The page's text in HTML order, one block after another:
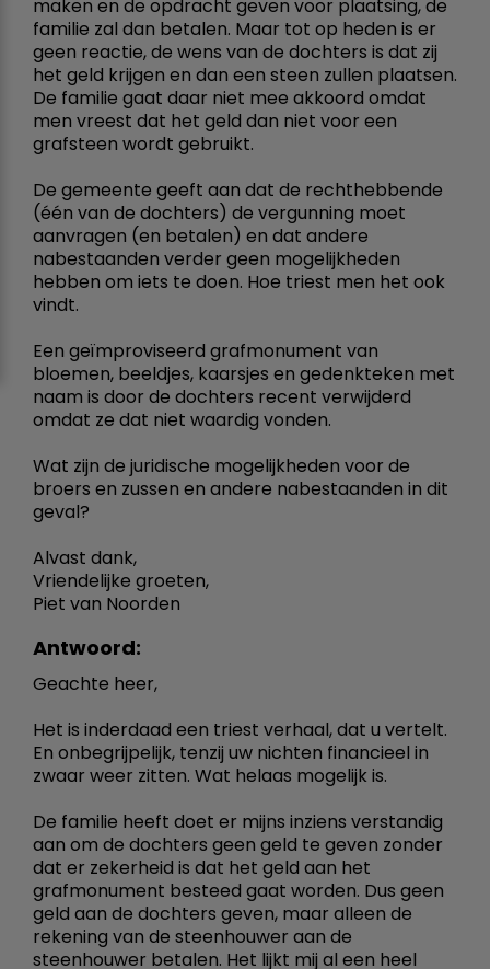
maken en de opdracht geven voor plaatsing, de
familie zal dan betalen. Maar tot op heden is er
geen reactie, de wens van de dochters is dat zij
het geld krijgen en dan een steen zullen plaatsen.
De familie gaat daar niet mee akkoord omdat
men vreest dat het geld dan niet voor een
grafsteen wordt gebruikt.
De gemeente geeft aan dat de rechthebbende
(één van de dochters) de vergunning moet
aanvragen (en betalen) en dat andere
nabestaanden verder geen mogelijkheden
hebben om iets te doen. Hoe triest men het ook
vindt.
Een geïmproviseerd grafmonument van
bloemen, beeldjes, kaarsjes en gedenkteken met
naam is door de dochters recent verwijderd
omdat ze dat niet waardig vonden.
Wat zijn de juridische mogelijkheden voor de
broers en zussen en andere nabestaanden in dit
geval?
Alvast dank,
Vriendelijke groeten,
Piet van Noorden
Antwoord:
Geachte heer,
Het is inderdaad een triest verhaal, dat u vertelt.
En onbegrijpelijk, tenzij uw nichten financieel in
zwaar weer zitten. Wat helaas mogelijk is.
De familie heeft doet er mijns inziens verstandig
aan om de dochters geen geld te geven zonder
dat er zekerheid is dat het geld aan het
grafmonument besteed gaat worden. Dus geen
geld aan de dochters geven, maar alleen de
rekening van de steenhouwer aan de
steenhouwer betalen. Het lijkt mij al een heel